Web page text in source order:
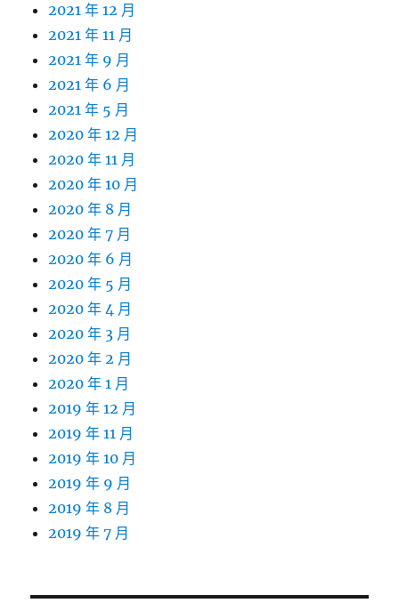
2021 年 12 月
2021 年 11 月
2021 年 9 月
2021 年 6 月
2021 年 5 月
2020 年 12 月
2020 年 11 月
2020 年 10 月
2020 年 8 月
2020 年 7 月
2020 年 6 月
2020 年 5 月
2020 年 4 月
2020 年 3 月
2020 年 2 月
2020 年 1 月
2019 年 12 月
2019 年 11 月
2019 年 10 月
2019 年 9 月
2019 年 8 月
2019 年 7 月